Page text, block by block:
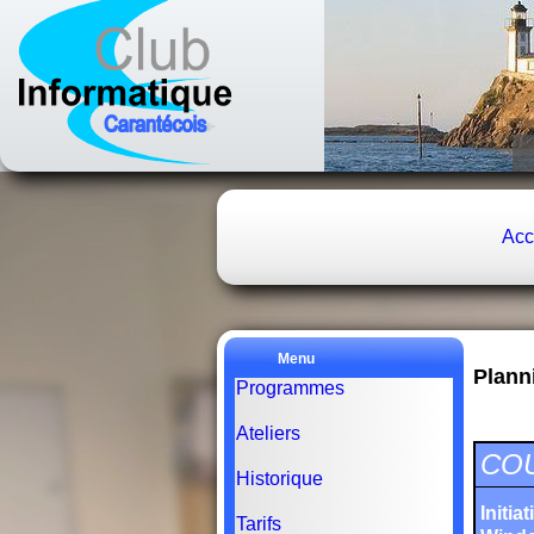
Menu
Programmes
Ateliers
Historique
Tarifs